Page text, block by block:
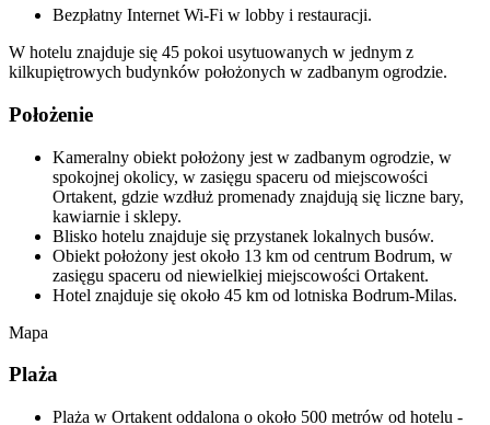
Bezpłatny Internet Wi-Fi w lobby i restauracji.
W hotelu znajduje się 45 pokoi usytuowanych w jednym z
kilkupiętrowych budynków położonych w zadbanym ogrodzie.
Położenie
Kameralny obiekt położony jest w zadbanym ogrodzie, w
spokojnej okolicy, w zasięgu spaceru od miejscowości
Ortakent, gdzie wzdłuż promenady znajdują się liczne bary,
kawiarnie i sklepy.
Blisko hotelu znajduje się przystanek lokalnych busów.
Obiekt położony jest około 13 km od centrum Bodrum, w
zasięgu spaceru od niewielkiej miejscowości Ortakent.
Hotel znajduje się około 45 km od lotniska Bodrum-Milas.
Mapa
Plaża
Plaża w Ortakent oddalona o około 500 metrów od hotelu -